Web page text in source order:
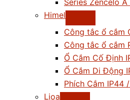
Series Zencelo
Himel
Công tắc ổ cắm
Công tắc ổ cắm
Ổ Cắm Cố Định
Ổ Cắm Di Động
Phích Cắm IP44
Lioa